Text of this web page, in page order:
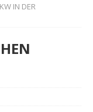
IN DER